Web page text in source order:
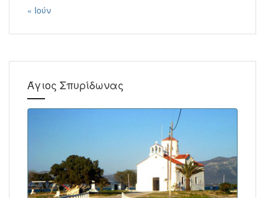
« Ιούν
Άγιος Σπυρίδωνας